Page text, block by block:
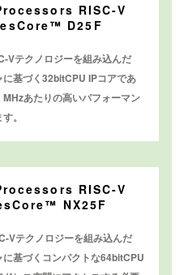
RISC-V
D25F
テクノロジーを組み込んだ
基づく32bitCPU IPコアであ
あたりの高いパフォーマン
。
RISC-V
NX25F
テクノロジーを組み込んだ
基づくコンパクトな64bitCPU